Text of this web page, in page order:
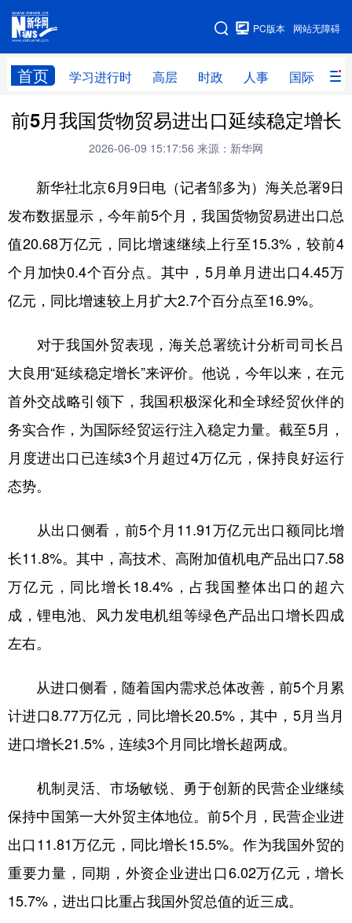
网站无障碍
PC版本
首页 学习进行时 高层 时政 人事 国际 财
网站地图
学习进行时 高层 时政 人事
财经 网评
台湾 思客智库 全球连线 教育
科技 科创 量子 体育
文化 书画 健康 军事
访谈 视频 图片 政务
食品 人居 信息化 数字经济
学术中国 乡村振兴 银龄 溯源中国
彩票 娱乐 时尚 悦读
北京 天津 河北 山西
山东 河南 湖北 湖南
广东 广西 海南
陕西 甘肃 青海 宁夏
新疆 内蒙古 黑龙江
多语种频道
前5月我国货物贸易进出口延续稳定增长
2026-06-09 15:17:56 来源：新华网
新华社北京6月9日电（记者邹多为）海关总署9日
发布数据显示，今年前5个月，我国货物贸易进出口总
值20.68万亿元，同比增速继续上行至15.3%，较前4
个月加快0.4个百分点。其中，5月单月进出口4.45万
亿元，同比增速较上月扩大2.7个百分点至16.9%。
对于我国外贸表现，海关总署统计分析司司长吕
大良用“延续稳定增长”来评价。他说，今年以来，在元
首外交战略引领下，我国积极深化和全球经贸伙伴的
务实合作，为国际经贸运行注入稳定力量。截至5月，
月度进出口已连续3个月超过4万亿元，保持良好运行
态势。
从出口侧看，前5个月11.91万亿元出口额同比增
长11.8%。其中，高技术、高附加值机电产品出口7.58
万亿元，同比增长18.4%，占我国整体出口的超六
成，锂电池、风力发电机组等绿色产品出口增长四成
左右。
从进口侧看，随着国内需求总体改善，前5个月累
计进口8.77万亿元，同比增长20.5%，其中，5月当月
进口增长21.5%，连续3个月同比增长超两成。
机制灵活、市场敏锐、勇于创新的民营企业继续
保持中国第一大外贸主体地位。前5个月，民营企业进
出口11.81万亿元，同比增长15.5%。作为我国外贸的
重要力量，同期，外资企业进出口6.02万亿元，增长
15.7%，进出口比重占我国外贸总值的近三成。